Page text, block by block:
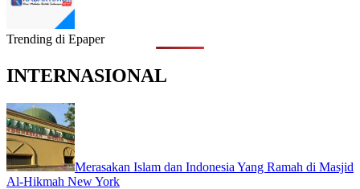
Trending di Epaper
INTERNASIONAL
Merasakan Islam dan Indonesia Yang Ramah di Masjid
Al-Hikmah New York